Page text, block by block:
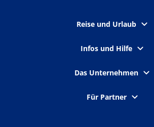
Reise und Urlaub
Infos und Hilfe
Das Unternehmen
Für Partner